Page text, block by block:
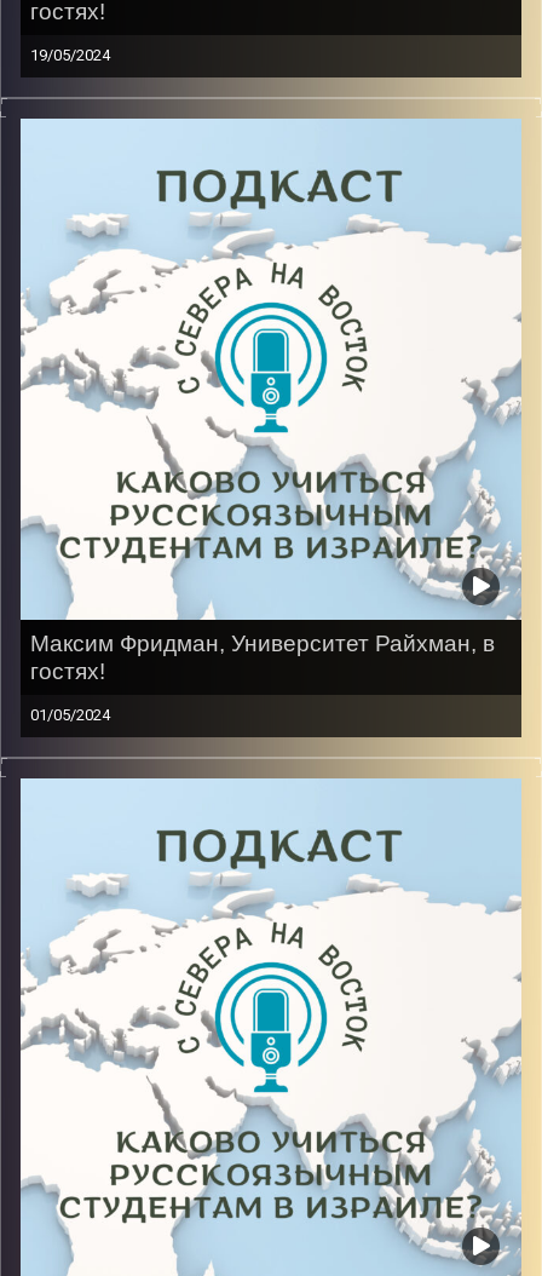
гостях!
19/05/2024
Каково это собраться с силами и перевести всю
свою жизнь во время военных действий в родной
заканчиваются? Она не раз слышала этот вопрос,
продолжая жить, и учиться на втором курсе
факультета политологии и устойчивого развития,
одновременно защищая курсовую работу в родной
стране
Image Credits:AudioVersity
Максим Фридман, Университет Райхман, в
гостях!
01/05/2024
Основательно и упорно готовился к переезду в
Израиль, получил грант от программы МАСА, прожил
гражданином, а сейчас заканчивает магистратуру по
программе “Контр-терроризм и национальная
безопасность”.
Image Credits:AudioVersity